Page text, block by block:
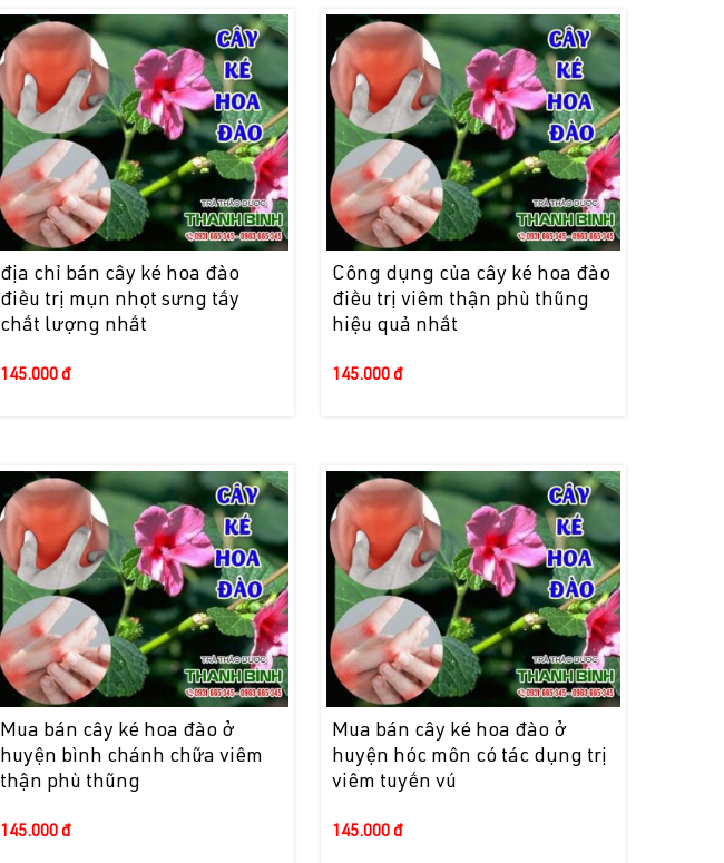
địa chỉ bán cây ké hoa đào
điều trị mụn nhọt sưng tấy
chất lượng nhất
145.000 đ
Công dụng của cây ké hoa đào
điều trị viêm thận phù thũng
hiệu quả nhất
145.000 đ
Mua bán cây ké hoa đào ở
huyện bình chánh chữa viêm
thận phù thũng
145.000 đ
Mua bán cây ké hoa đào ở
huyện hóc môn có tác dụng trị
viêm tuyến vú
145.000 đ